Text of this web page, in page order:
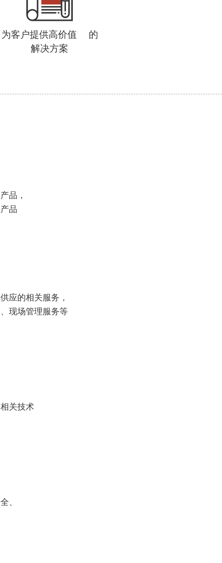
为客户提供高价值      的
解决方案
品，
品
应的相关服务，
现场管理服务等
关技术
、